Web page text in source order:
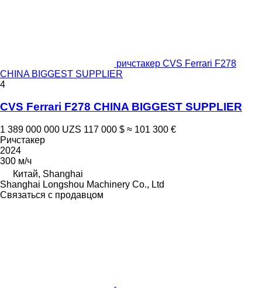
ричстакер CVS Ferrari F278
CHINA BIGGEST SUPPLIER
4
CVS Ferrari F278 CHINA BIGGEST SUPPLIER
1 389 000 000 UZS 117 000 $ ≈ 101 300 €
Ричстакер
2024
300 м/ч
Китай, Shanghai
Shanghai Longshou Machinery Co., Ltd
Связаться с продавцом